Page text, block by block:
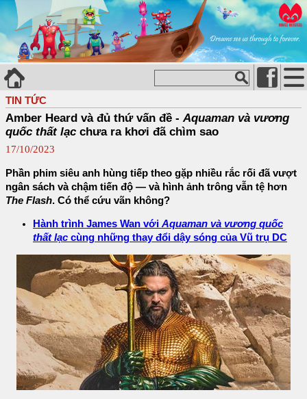
TIN TỨC
Amber Heard và đủ thứ vấn đề - Aquaman và vương
quốc thất lạc chưa ra khơi đã chìm sao
17/10/2023
Phần phim siêu anh hùng tiếp theo gặp nhiều rắc rối đã vượt
ngân sách và chậm tiến độ — và hình ảnh trông vẫn tệ hơn
The Flash. Có thể cứu vãn không?
Hành trình James Wan với Aquaman và vương quốc
thất lạc cùng những thay đổi dậy sóng của Vũ trụ DC